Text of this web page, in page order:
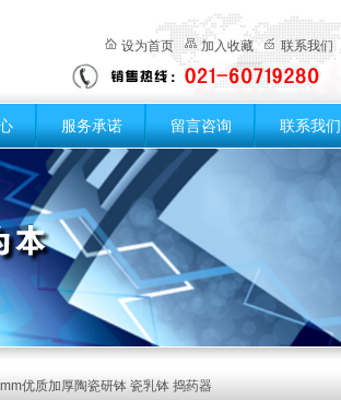
设为首页 加入收藏 联系我们
服务承诺 留言咨询 联系我们
优质加厚陶瓷研钵 瓷乳钵 捣药器